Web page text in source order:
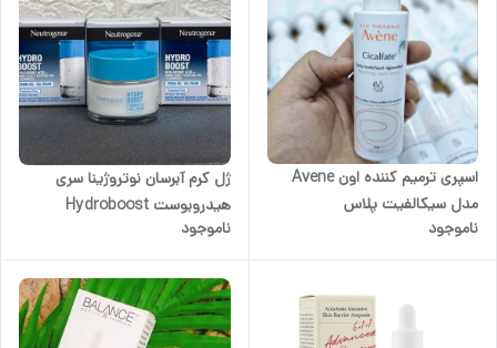
اسپری ترمیم کننده اون Avene
مدل سیکالفیت پلاس
ناموجود
ژل کرم آبرسان نوتروژینا سری
هیدروبوست Hydroboost
ناموجود